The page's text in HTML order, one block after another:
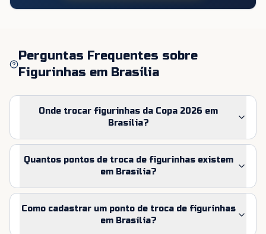
Perguntas Frequentes sobre
Figurinhas em Brasília
Onde trocar figurinhas da Copa 2026 em
Brasília?
Quantos pontos de troca de figurinhas existem
em Brasília?
Como cadastrar um ponto de troca de figurinhas
em Brasília?